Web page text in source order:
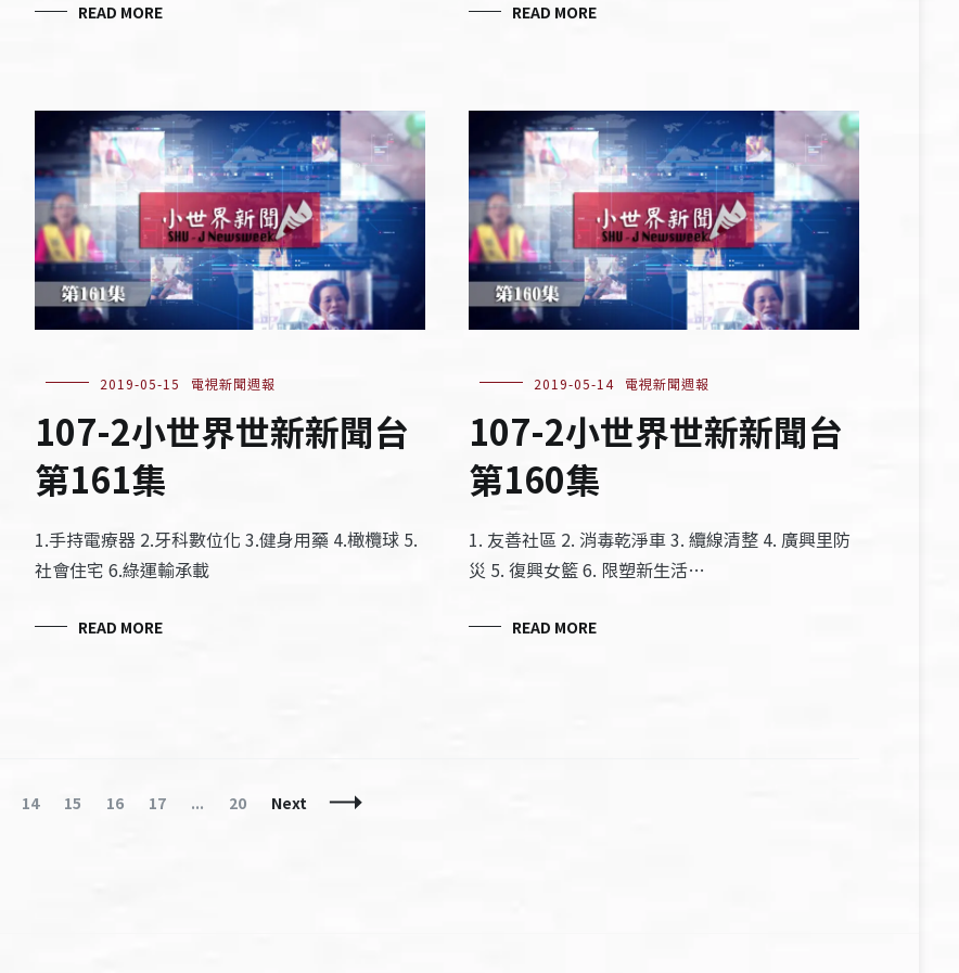
READ MORE READ MORE
2019-05-15 電視新聞週報
107-2小世界世新新聞台
第161集
1.手持電療器 2.牙科數位化 3.健身用藥 4.橄欖球 5.
社會住宅 6.綠運輸承載
READ MORE
2019-05-14 電視新聞週報
107-2小世界世新新聞台
第160集
1. 友善社區 2. 消毒乾淨車 3. 纜線清整 4. 廣興里防
災 5. 復興女籃 6. 限塑新生活…
READ MORE
Page
14 Page
15 Page
16 Page
17 ... Page
20 Next